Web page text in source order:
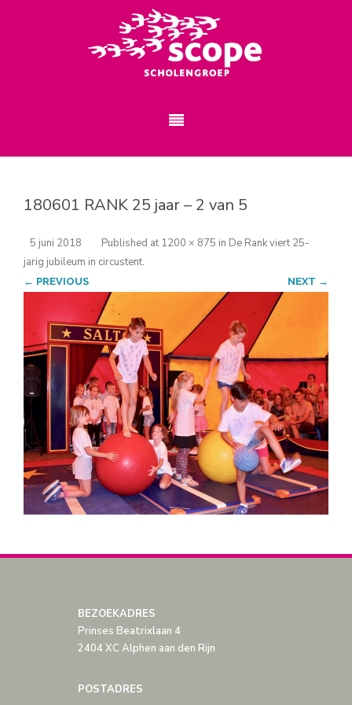
180601 RANK 25 jaar – 2 van 5
Published
5 juni 2018 at 1200 × 875 in De Rank viert 25-
jarig jubileum in circustent.
← PREVIOUS NEXT →
BEZOEKADRES
Prinses Beatrixlaan 4
2404 XC Alphen aan den Rijn
POSTADRES